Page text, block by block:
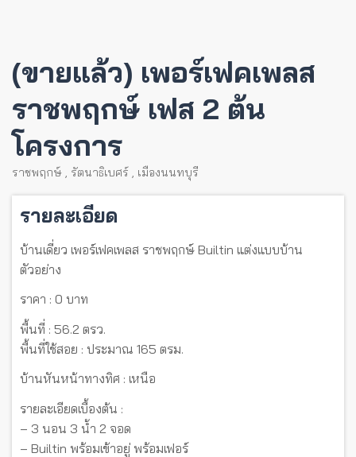
(ขายแล้ว) เพอร์เฟคเพลส
ราชพฤกษ์ เฟส 2 ต้น
โครงการ
ราชพฤกษ์ , รัตนาธิเบศร์ , เมืองนนทบุรี
รายละเอียด
บ้านเดี่ยว เพอร์เฟคเพลส ราชพฤกษ์ Builtin แต่งแบบบ้าน
ตัวอย่าง
ราคา : 0 บาท
พื้นที่ : 56.2 ตรว.
พื้นที่ใช้สอย : ประมาณ 165 ตรม.
บ้านหันหน้าทางทิศ : เหนือ
รายละเอียดเบื้องต้น :
– 3 นอน 3 น้ำ 2 จอด
– Builtin พร้อมเข้าอยู่ พร้อมเฟอร์